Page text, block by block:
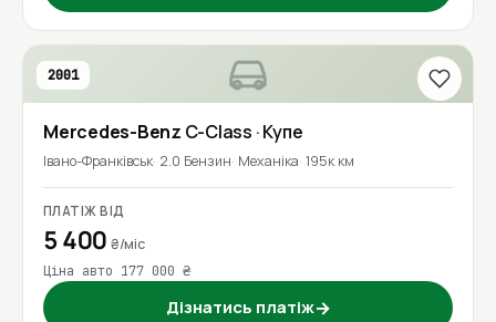
2001
Mercedes-Benz C-Class · Купе
Івано-Франківськ 2.0 Бензин Механіка 195к км
ПЛАТІЖ ВІД
5 400₴/міс
Ціна авто 177 000 ₴
Дізнатись платіж→